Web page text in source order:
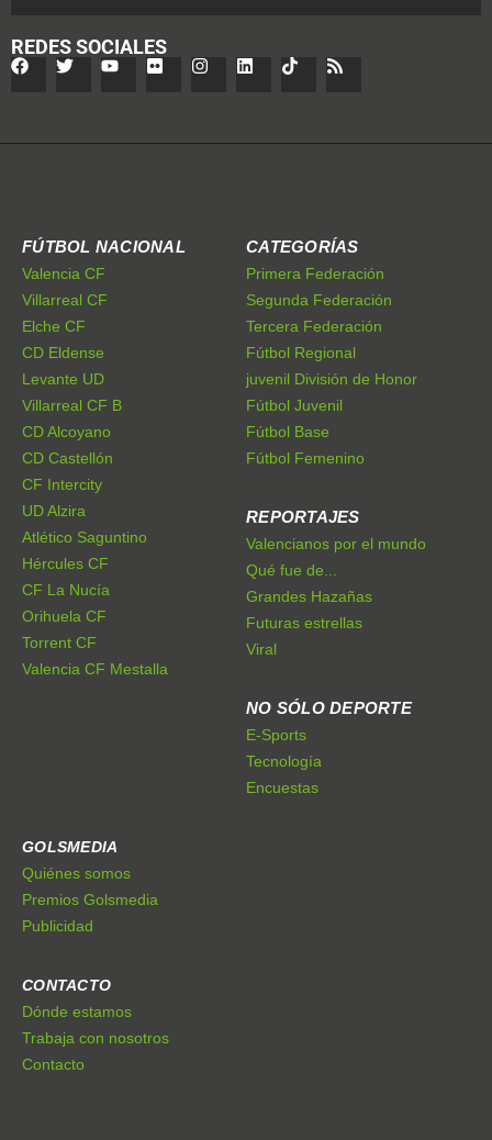
REDES SOCIALES
FÚTBOL NACIONAL
Valencia CF
Villarreal CF
Elche CF
CD Eldense
Levante UD
Villarreal CF B
CD Alcoyano
CD Castellón
CF Intercity
UD Alzira
Atlético Saguntino
Hércules CF
CF La Nucía
Orihuela CF
Torrent CF
Valencia CF Mestalla
CATEGORÍAS
Primera Federación
Segunda Federación
Tercera Federación
Fútbol Regional
juvenil División de Honor
Fútbol Juvenil
Fútbol Base
Fútbol Femenino
REPORTAJES
Valencianos por el mundo
Qué fue de...
Grandes Hazañas
Futuras estrellas
Viral
NO SÓLO DEPORTE
E-Sports
Tecnología
Encuestas
GOLSMEDIA
Quiénes somos
Premios Golsmedia
Publicidad
CONTACTO
Dónde estamos
Trabaja con nosotros
Contacto